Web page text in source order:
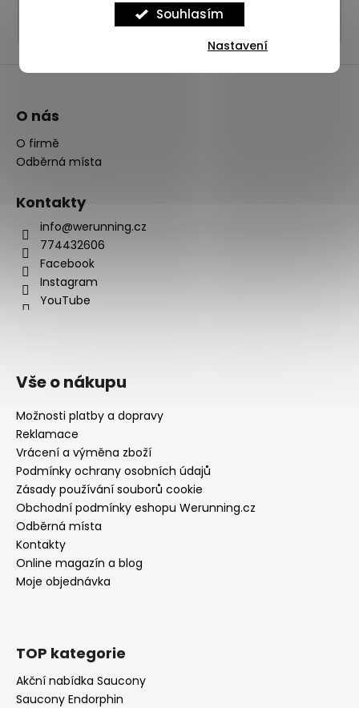
Souhlasím
Nastavení
O nás
O firmě
Odběrná místa
Kontakty
info@werunning.cz
774432606
Facebook
Instagram
YouTube
Vše o nákupu
Možnosti platby a dopravy
Reklamace
Vrácení a výměna zboží
Podmínky ochrany osobních údajů
Zásady používání souborů cookie
Obchodní podmínky eshopu Werunning.cz
Odběrná místa
Kontakty
Online magazín a blog
Moje objednávka
TOP kategorie
Akční nabídka Saucony
Saucony Endorphin